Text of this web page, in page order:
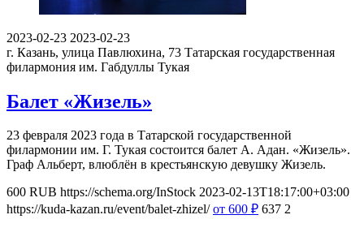
2023-02-23 2023-02-23
г. Казань, улица Павлюхина, 73 Татарская государственная
филармония им. Габдуллы Тукая
Балет «Жизель»
23 февраля 2023 года в Татарской государственной
филармонии им. Г. Тукая состоится балет А. Адан. «Жизель».
Граф Альберт, влюблён в крестьянскую девушку Жизель.
600 RUB https://schema.org/InStock 2023-02-13T18:17:00+03:00
https://kuda-kazan.ru/event/balet-zhizel/ от 600 ₽ 637 2